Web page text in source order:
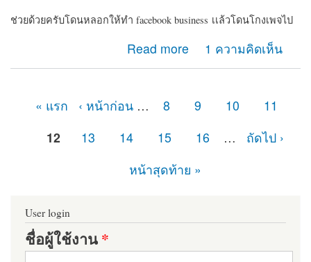
ช่วยด้วยครับโดนหลอกให้ทำ facebook business เเล้วโดนโกงเพจไป
Read more
about ช่วยด้วยครับโดนหลอกให้ทำ facebook
business เเล้วโดนโกงเพจไป
1 ความคิดเห็น
« แรก ‹ หน้าก่อน … 8 9 10
11
12
13 14 15 16 …
ถัดไป ›
หน้าสุดท้าย »
User login
ชื่อผู้ใช้งาน*